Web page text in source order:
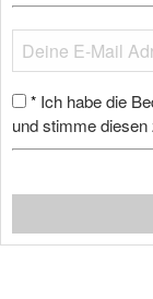
* Ich habe die
und stimme diesen